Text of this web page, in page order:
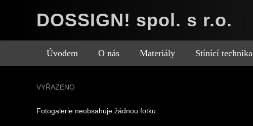
DOSSIGN! spol. s r.o.
Úvodem O nás Materiály Stínící technika
VYŘAZENO
Fotogalerie neobsahuje žádnou fotku.